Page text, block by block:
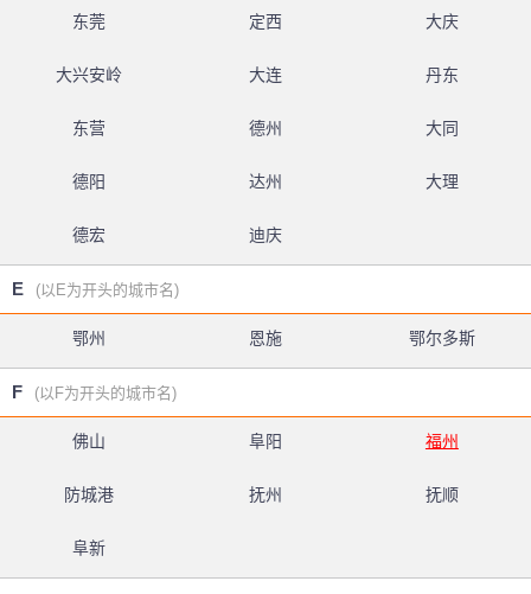
东莞 定西 大庆
大兴安岭 大连 丹东
东营 德州 大同
德阳 达州 大理
德宏 迪庆
E (以E为开头的城市名)
鄂州 恩施 鄂尔多斯
F (以F为开头的城市名)
佛山 阜阳 福州
防城港 抚州 抚顺
阜新